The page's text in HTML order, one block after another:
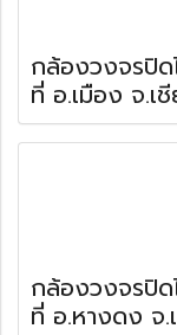
กล้องวงจรปิด
ที่ อ.เมือง จ.เ
กล้องวงจรปิด
ที่ อ.หางดง จ.